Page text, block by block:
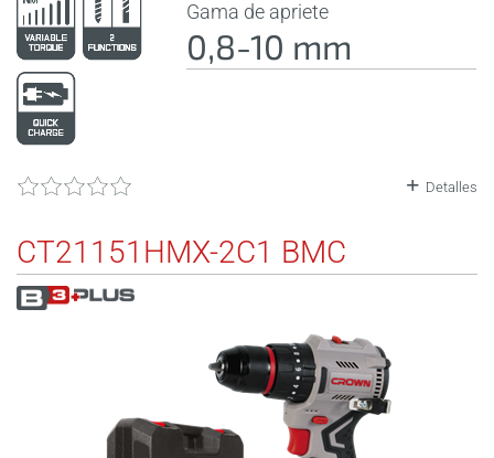
Gama de apriete
0,8-10 mm
Detalles
CT21151HMX-2C1 BMC